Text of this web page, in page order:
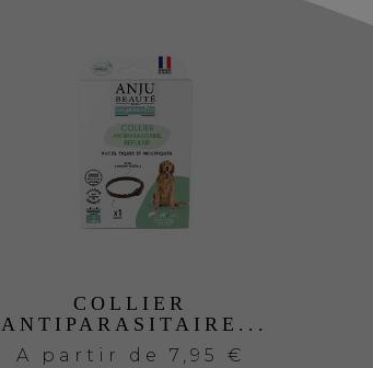
COLLIER
ANTIPARASITAIRE...
A partir de 7,95 €